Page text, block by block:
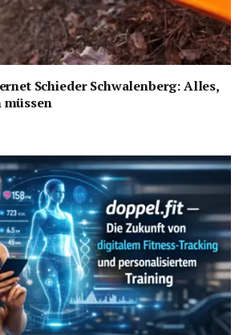
Schieder Schwalenberg: Alles,
müssen